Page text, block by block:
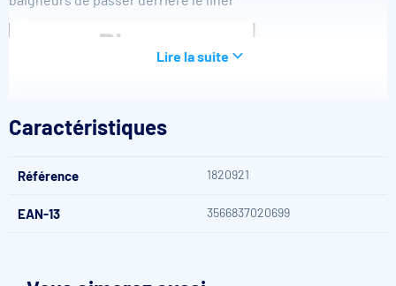
Lire la suite
Caractéristiques
Référence 1820921
EAN-13 3566837020699